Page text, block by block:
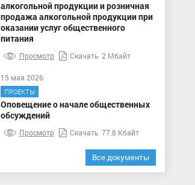
алкогольной продукции и розничная
продажа алкогольной продукции при
оказании услуг общественного
питания
Просмотр Скачать 2 Мбайт
15 мая 2026
ПРОЕКТЫ
Оповещение о начале общественных
обсуждений
Просмотр Скачать 77.8 Кбайт
Все документы